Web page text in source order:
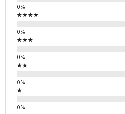
★★★★
★★★
★★
★